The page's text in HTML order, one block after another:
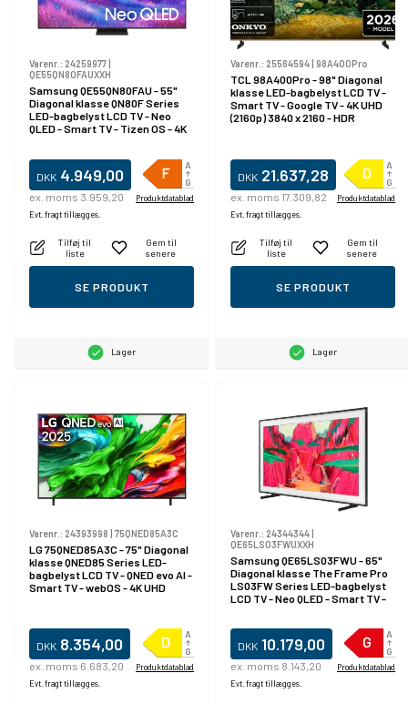
Varenr.: 24259977
QE55QN80FAUXXH
Samsung QE55QN80FAU - 55"
Diagonal klasse QN80F Series
LED-bagbelyst LCD TV - Neo
QLED - Smart TV - Tizen OS - 4K
DKK 4.949,00
ex. moms 3.959,20
Evt. fragt tillægges.
Produktdatablad
Tilføj til
liste
Gem til
senere
SE PRODUKT
Lager
Varenr.: 25564594 98A400Pro
TCL 98A400Pro - 98" Diagonal
klasse LED-bagbelyst LCD TV -
Smart TV - Google TV - 4K UHD
(2160p) 3840 x 2160 - HDR
DKK 21.637,28
ex. moms 17.309,82
Evt. fragt tillægges.
Produktdatablad
Tilføj til
liste
Gem til
senere
SE PRODUKT
Lager
Varenr.: 24393998 | 75QNED85A3C
LG 75QNED85A3C - 75" Diagonal
klasse QNED85 Series LED-
bagbelyst LCD TV - QNED evo AI -
Smart TV - webOS - 4K UHD
DKK 8.354,00
ex. moms 6.683,20
Evt. fragt tillægges.
Produktdatablad
Varenr.: 24344344|
QE65LS03FWUXXH
Samsung QE65LS03FWU - 65"
Diagonal klasse The Frame Pro
LS03FW Series LED-bagbelyst
LCD TV - Neo QLED - Smart TV -
Quantum Mini LED - sort
DKK 10.179,00
ex. moms 8.143,20
Evt. fragt tillægges.
Produktdatablad